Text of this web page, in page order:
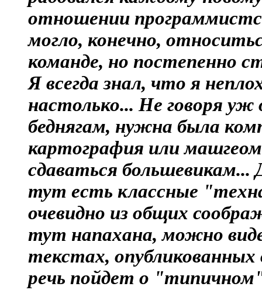
отношении
могло, конечно,
команде, но постепенно
Я всегда знал, что я
настолько... Не говоря
беднягам, нужна была
картография или
сдаваться большевикам...
тут есть классные
очевидно из общих
тут напахана, можно
текстах, опубликованных
речь пойдет о